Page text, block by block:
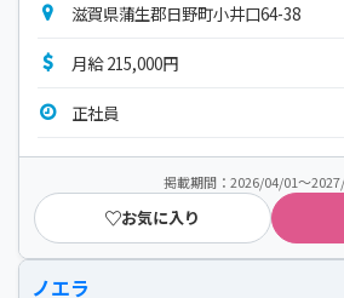
滋賀県蒲生郡日野町小井口64-38
月給 215,000円
正社員
掲載期間：2026/04/01～
お気に入り
ノエラ